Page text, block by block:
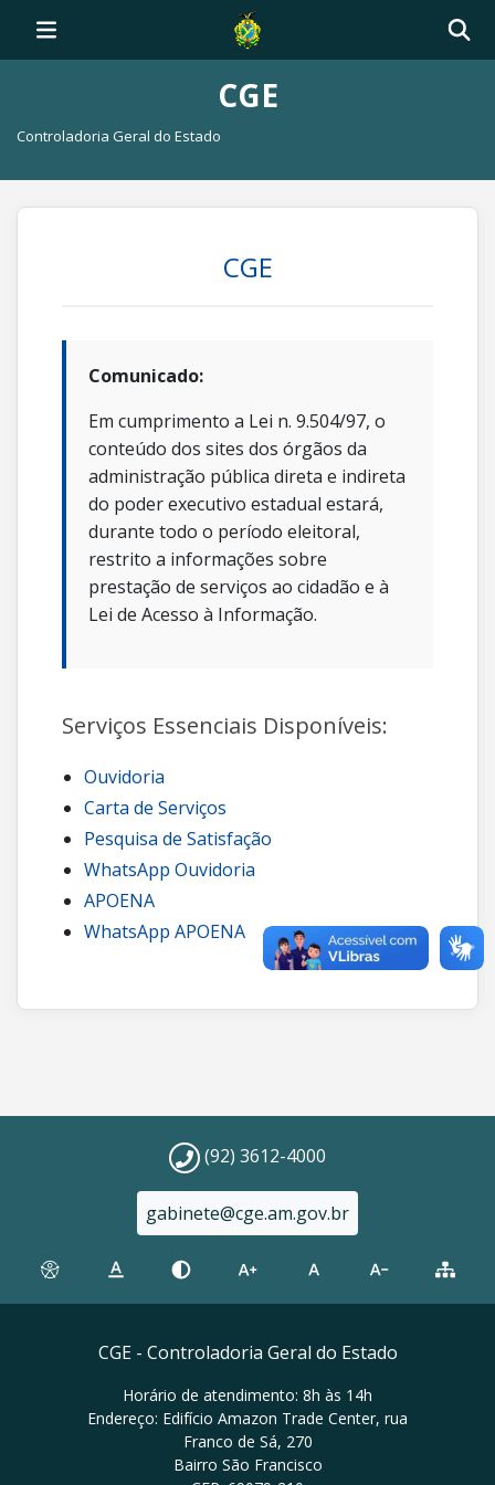
CGE
Controladoria Geral do Estado
CGE
Comunicado:
Em cumprimento a Lei n. 9.504/97, o
conteúdo dos sites dos órgãos da
administração pública direta e indireta
do poder executivo estadual estará,
durante todo o período eleitoral,
restrito a informações sobre
prestação de serviços ao cidadão e à
Lei de Acesso à Informação.
Serviços Essenciais Disponíveis:
Ouvidoria
Carta de Serviços
Pesquisa de Satisfação
WhatsApp Ouvidoria
APOENA
WhatsApp APOENA
(92) 3612-4000
gabinete@cge.am.gov.br
CGE - Controladoria Geral do Estado
Horário de atendimento: 8h às 14h
Endereço: Edifício Amazon Trade Center, rua
Franco de Sá, 270
Bairro São Francisco